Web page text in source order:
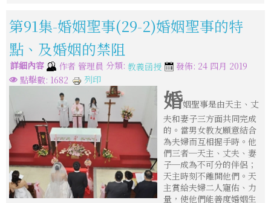
第91集-婚姻聖事(29-2)婚姻聖事的特
點、及婚姻的禁阻
詳細內容 作者 管理員 分類: 教義函授
發佈: 24 四月 2019
點擊數: 1682
列印
婚姻聖事是由天主、丈
夫和妻子三方面共同完成
的。當男女教友願意結合
為夫婦而互相握手時。他
們三者─天主、丈夫、妻
子─成為不可分的伴侶；
天主時刻不離開他們。天
主賞給夫婦二人寵佑、力
量，使他們能善度婚姻生